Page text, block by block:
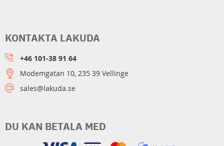
DU KAN BETALA MED
KONTAKTA LAKUDA
+46 101-38 91 64
Modemgatan 10, 235 39 Vellinge
sales@lakuda.se